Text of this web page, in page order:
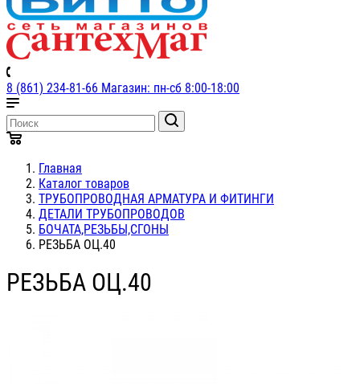
8 (861) 234-81-66 Магазин: пн-сб 8:00-18:00
Главная
Каталог товаров
ТРУБОПРОВОДНАЯ АРМАТУРА И ФИТИНГИ
ДЕТАЛИ ТРУБОПРОВОДОВ
БОЧАТА,РЕЗЬБЫ,СГОНЫ
РЕЗЬБА ОЦ.40
РЕЗЬБА ОЦ.40